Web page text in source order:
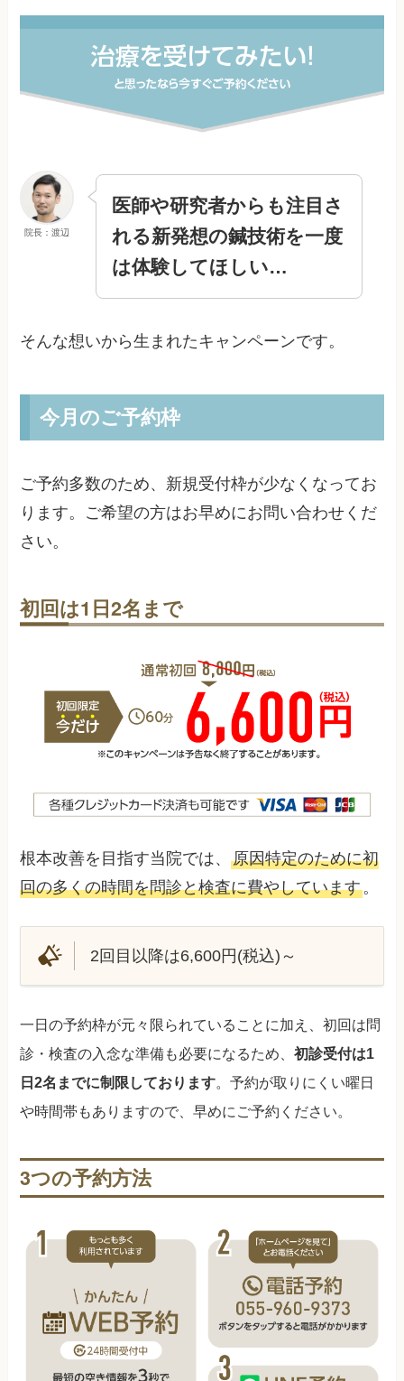
院長：渡辺
医師や研究者からも注目さ
れる新発想の鍼技術を一度
は体験してほしい…
そんな想いから生まれたキャンペーンです。
今月のご予約枠
ご予約多数のため、新規受付枠が少なくなってお
ります。ご希望の方はお早めにお問い合わせくだ
さい。
初回は1日2名まで
根本改善を目指す当院では、原因特定のために初
回の多くの時間を問診と検査に費やしています。
2回目以降は6,600円(税込)～
一日の予約枠が元々限られていることに加え、初回は問
診・検査の入念な準備も必要になるため、初診受付は1
日2名までに制限しております。予約が取りにくい曜日
や時間帯もありますので、早めにご予約ください。
3つの予約方法